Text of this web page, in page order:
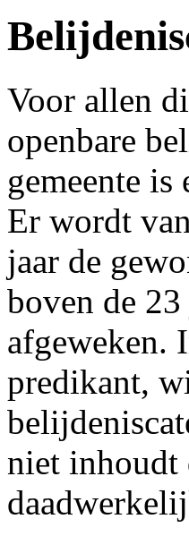
Voor allen
openbare
gemeente
Er wordt
jaar de
boven de
afgeweken.
predikant,
niet inhoudt